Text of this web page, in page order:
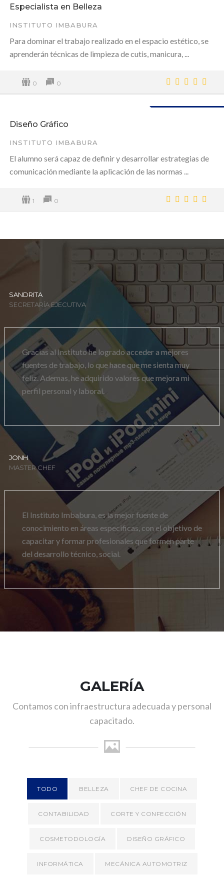
Especialista en Belleza
INSTITUTO IMBABURA
Para dominar el trabajo realizado en el espacio estético, se
aprenderán técnicas de limpieza de cutis, manicura, ...
0 0
Diseño Gráfico
INSTITUTO IMBABURA
El alumno será capaz de definir y desarrollar estrategias de
comunicación mediante la aplicación de las normas ...
1 0
SANDRITA
SECRETARÍA EJECUTIVA
Gracias al Instituto he logrado acceder a mejores
fuentes de trabajo, lo que hace que me sienta muy
feliz. Ademas, he adquirido valores que mejora mi
perfil personal y laboral.
JONH
MASTER CHEF
El Instituto Imbabura, es la mejor fuente de
conocimiento en áreas especificas, con el objetivo de
capacitar y formar profesionales que formen parte
del desarrollo técnico, social.
GALERÍA
Contamos con infraestructura adecuada y personal
capacitado.
TODO BELLEZA CHEF DE COCINA
CONTABILIDAD CORTE Y CONFECCIÓN
COSMETODOLOGÍA DISEÑO GRÁFICO
INFORMÁTICA MECÁNICA AUTOMOTRIZ